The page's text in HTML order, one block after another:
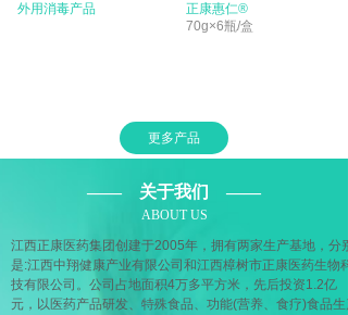
外用消毒产品
正康惠仁®
70g×6瓶/盒
更多产品
——关于我们——
ABOUT US
江西正康医药集团创建于2005年，拥有两家生产基地，分别
是:江西中翔健康产业有限公司和江西樟树市正康医药生物科
技有限公司。公司占地面积4万多平方米，先后投资1.2亿
元，以医药产品研发、特殊食品、功能(营养、食疗)食品生